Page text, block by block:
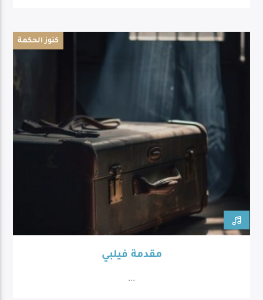
كنوز الحكمة
مقدمة فيلبي
...